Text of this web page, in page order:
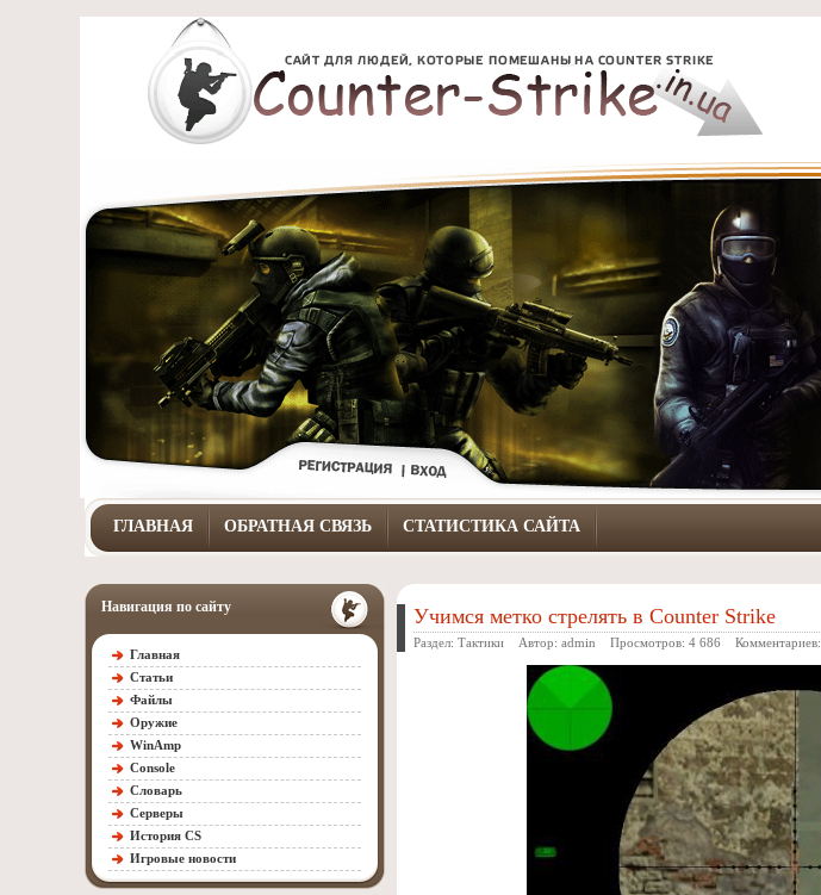
ГЛАВНАЯ ОБРАТНАЯ СВЯЗЬ СТАТИСТИКА САЙТА
Навигация по сайту
Главная
Статьи
Файлы
Оружие
WinAmp
Console
Словарь
Серверы
История CS
Игровые новости
Учимся метко стрелять в Counter Strike
Раздел: Тактики Автор: admin Просмотров: 4 686 Комментариев: